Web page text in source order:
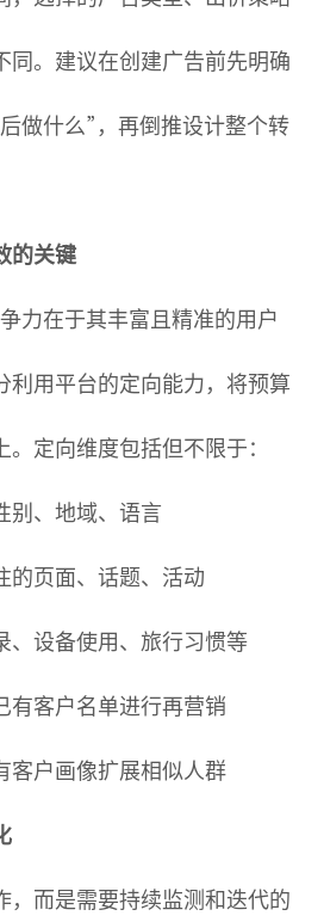
同。建议在创建广告前先明确
做什么”，再倒推设计整个转
的关键
力在于其丰富且精准的用户
利用平台的定向能力，将预算
定向维度包括但不限于：
别、地域、语言
的页面、话题、活动
、设备使用、旅行习惯等
有客户名单进行再营销
客户画像扩展相似人群
，而是需要持续监测和迭代的